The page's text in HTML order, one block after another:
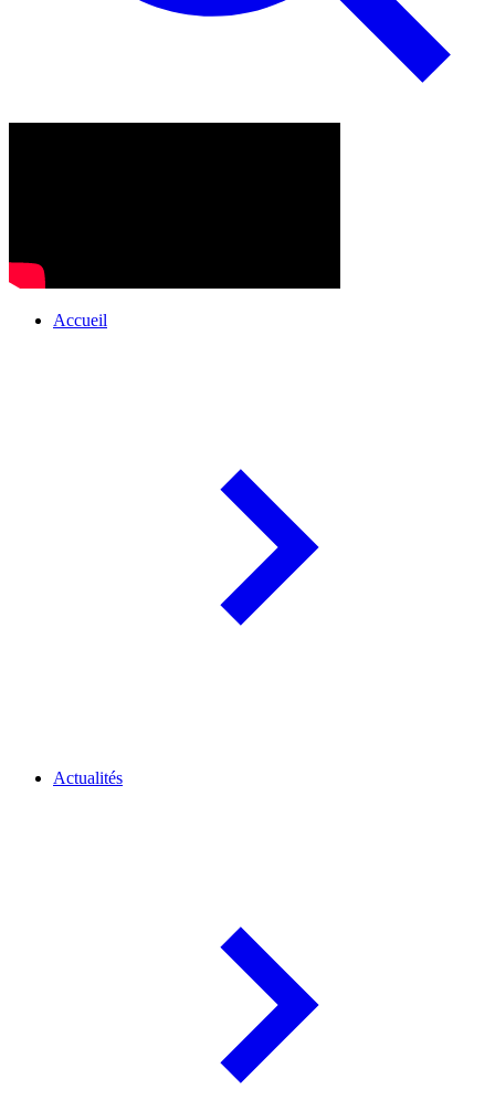
Accueil
Actualités